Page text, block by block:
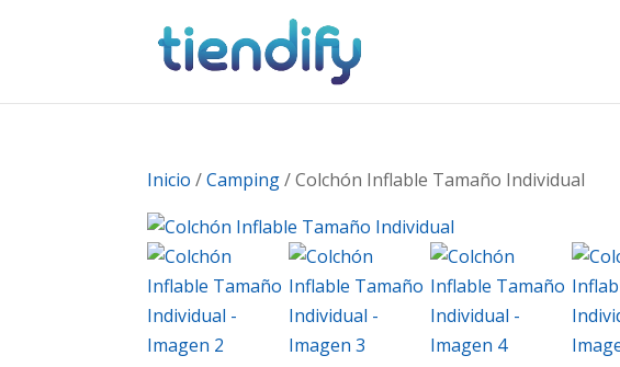
Inicio /Camping/ Colchón Inflable Tamaño Individual